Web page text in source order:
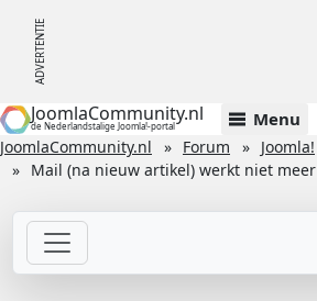
JoomlaCommunity.nl
de Nederlandstalige Joomla!-portal Menu
JoomlaCommunity.nl Forum Joomla!
Mail (na nieuw artikel) werkt niet meer